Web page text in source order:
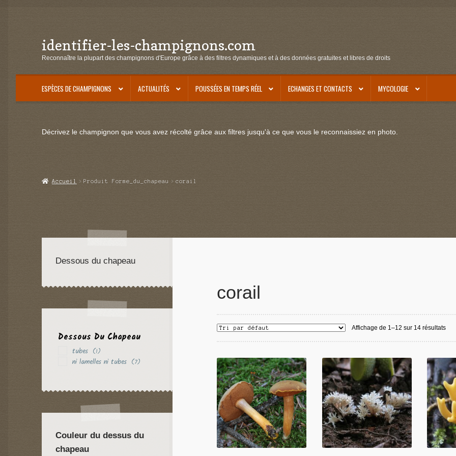
Aller
à
navigation
Aller
au
identifier-les-champignons.com
Reconnaître la plupart des champignons d'Europe grâce à des filtres dynamiques et à des données gratuites et libres de droits
ESPÈCES DE CHAMPIGNONS ACTUALITÉS POUSSÉES EN TEMPS RÉEL ECHANGES ET CONTACTS MYCOLOGIE
Décrivez le champignon que vous avez récolté grâce aux filtres jusqu'à ce que vous le reconnaissiez en photo.
Accueil Produit Forme_du_chapeau corail
corail
Affichage de 1–12 sur 14 résultats
Dessous du chapeau
Dessous Du Chapeau
tubes (1)
ni lamelles ni tubes (7)
Couleur du dessus du
chapeau